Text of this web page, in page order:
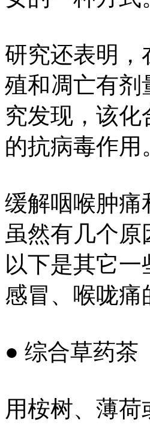
研究还表明，
殖和凋亡有剂
究发现，该化
的抗病毒作用
缓解咽喉肿痛
虽然有几个
以下是其它
感冒、喉咙痛
● 综合草药茶
用桉树、薄